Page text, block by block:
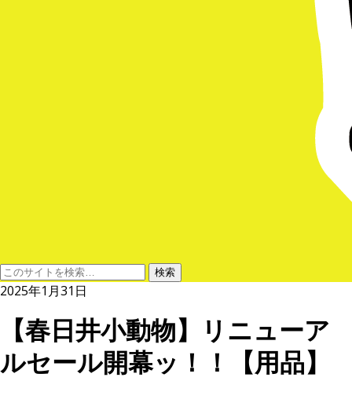
2025年1月31日
【春日井小動物】リニューア
ルセール開幕ッ！！【用品】